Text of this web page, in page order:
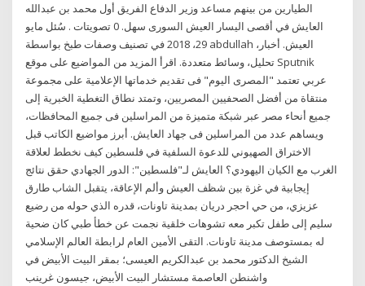
الطيارين من بينهم مساعد وزير الدفاع الفريق أول محمد بن عبدالله
العايش في أقصى اليسار العيش السورى سهل. 0 تصويتات . سُئل مايو
29، 2018 في تصنيف وصفات طبخ بواسطة abdullah العيش. أخبار،
تحليل، وسائط متعددة. اقرأ المزيد من المواضيع على موقع Sputnik
عربي تعتمد "المصرى اليوم" فى تقديم خدماتها الإعلامية على مجموعة
منتقاة من أفضل الصحفيين المصريين، وتمتد نطاق التغطية الخبرية إلى
جميع أنحاء مصر عبر شبكة متميزة من المراسلين فى جميع المحافظات،
ويساهم عدد من المراسلين فى جهاد العايش. أبرز مواضيع الكاتب قبل
الاختراق الصهيوني للدعوة السلفية في فلسطين كيف نخطط لعلاقة
الغرب مع الكيان اليهودي؟ العايش لـ"فلسطين": الدور الجهادي حقق نتائج
إيجابية في غزة بين شظف العيش وألم الإعاقة، يتقبل الشاب طارق
عزيزي، من حي احجر دريان بمدينة تاونات، قدره الذي حوله من رضيع
سليم إلى طفل تكبر معه تشوهات خلقية نجمت عن خطأ طبي كان ضحية
له بمستوصف مدينة تاونات. التقى الأمين العام لرابطة العالم الإسلامي
الشيخ الدكتور محمد بن عبدالكريم العيسى؛ بمقر البيت الأبيض في
واشنطن العاصمة مستشار البيت الأبيض، جيسون غرينب